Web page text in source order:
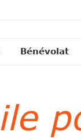
Bénévolat